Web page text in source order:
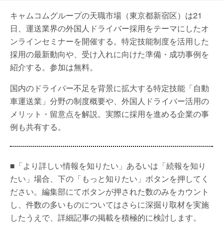
キャムコムグループの天職市場（東京都新宿区）は21
日、運送業界の外国人ドライバー採用をテーマにしたオ
ンラインセミナーを開催する。特定技能制度を活用した
採用の最新動向や、受け入れに向けた準備・成功事例を
紹介する。参加は無料。
国内のドライバー不足を背景に拡大する特定技能「自動
車運送業」分野の制度概要や、外国人ドライバー活用の
メリット・留意点を解説。実際に採用を進める企業の事
例も共有する。
■「より詳しい情報を知りたい」あるいは「続報を知り
たい」場合、下の「もっと知りたい」ボタンを押してく
ださい。編集部にてボタンが押された数のみをカウント
し、件数の多いものについてはさらに深掘り取材を実施
したうえで、詳細記事の掲載を積極的に検討します。